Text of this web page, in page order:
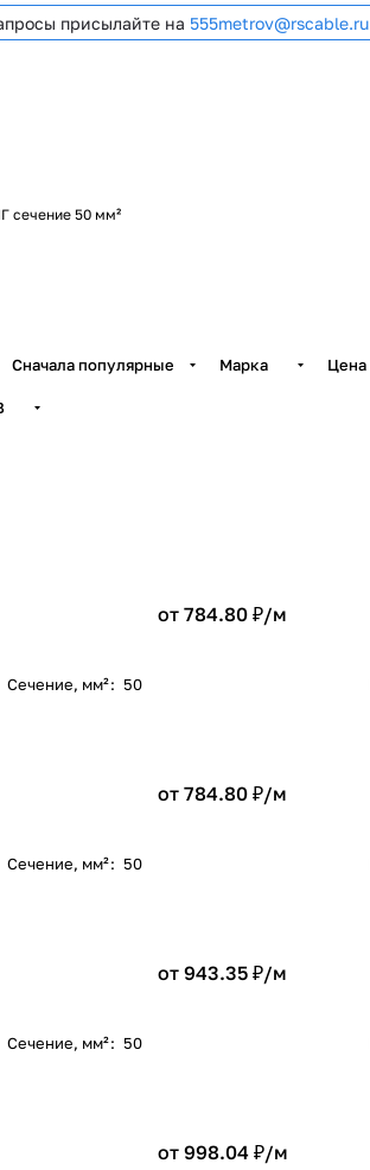
присылайте на 555metrov@rscable.ru
сечение 50 мм²
Сначала популярные Марка Цена
от 784.80 ₽/м
Сечение, мм²: 50
от 784.80 ₽/м
Сечение, мм²: 50
от 943.35 ₽/м
Сечение, мм²: 50
от 998.04 ₽/м